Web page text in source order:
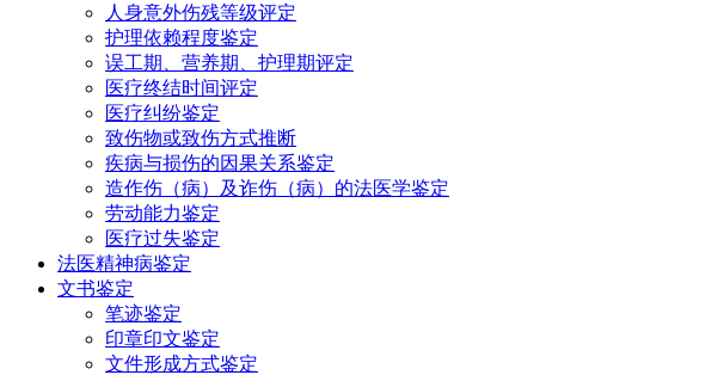
人身意外伤残等级评定
护理依赖程度鉴定
误工期、营养期、护理期评定
医疗终结时间评定
医疗纠纷鉴定
致伤物或致伤方式推断
疾病与损伤的因果关系鉴定
造作伤（病）及诈伤（病）的法医学鉴定
劳动能力鉴定
医疗过失鉴定
法医精神病鉴定
文书鉴定
笔迹鉴定
印章印文鉴定
文件形成方式鉴定